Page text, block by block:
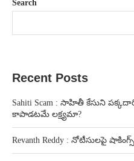
Search
Recent Posts
Sahiti Scam : సాహితీ కేసుని
కాపాడటమే లక్ష్యమా?
Revanth Reddy : నోటీసులపై